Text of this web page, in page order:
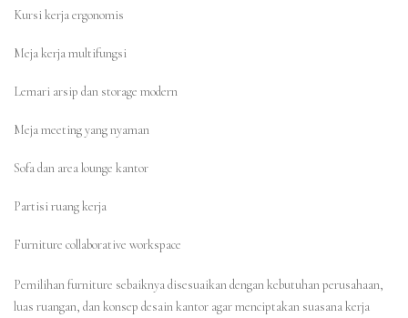
Kursi kerja ergonomis
Meja kerja multifungsi
Lemari arsip dan storage modern
Meja meeting yang nyaman
Sofa dan area lounge kantor
Partisi ruang kerja
Furniture collaborative workspace
Pemilihan furniture sebaiknya disesuaikan dengan kebutuhan perusahaan,
luas ruangan, dan konsep desain kantor agar menciptakan suasana kerja